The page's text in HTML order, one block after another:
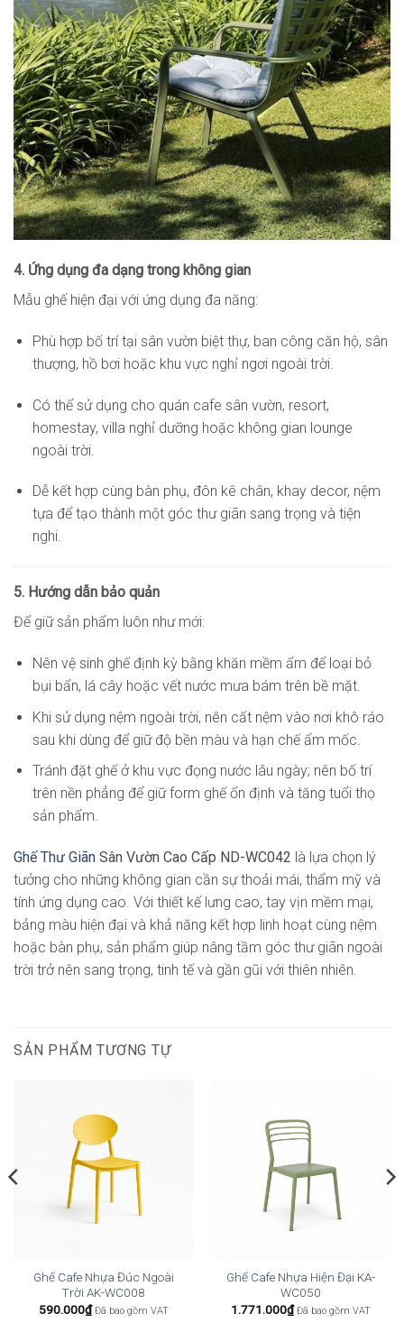
4. Ứng dụng đa dạng trong không gian
Mẫu ghế hiện đại với ứng dụng đa năng:
Phù hợp bố trí tại sân vườn biệt thự, ban công căn hộ, sân
thượng, hồ bơi hoặc khu vực nghỉ ngơi ngoài trời.
Có thể sử dụng cho quán cafe sân vườn, resort,
homestay, villa nghỉ dưỡng hoặc không gian lounge
ngoài trời.
Dễ kết hợp cùng bàn phụ, đôn kê chân, khay decor, nệm
tựa để tạo thành một góc thư giãn sang trọng và tiện
nghi.
5. Hướng dẫn bảo quản
Để giữ sản phẩm luôn như mới:
Nên vệ sinh ghế định kỳ bằng khăn mềm ẩm để loại bỏ
bụi bẩn, lá cây hoặc vết nước mưa bám trên bề mặt.
Khi sử dụng nệm ngoài trời, nên cất nệm vào nơi khô ráo
sau khi dùng để giữ độ bền màu và hạn chế ẩm mốc.
Tránh đặt ghế ở khu vực đọng nước lâu ngày; nên bố trí
trên nền phẳng để giữ form ghế ổn định và tăng tuổi thọ
sản phẩm.
Ghế Thư Giãn Sân Vườn Cao Cấp ND-WC042 là lựa chọn lý
tưởng cho những không gian cần sự thoải mái, thẩm mỹ và
tính ứng dụng cao. Với thiết kế lưng cao, tay vịn mềm mại,
bảng màu hiện đại và khả năng kết hợp linh hoạt cùng nệm
hoặc bàn phụ, sản phẩm giúp nâng tầm góc thư giãn ngoài
trời trở nên sang trọng, tinh tế và gần gũi với thiên nhiên.
SẢN PHẨM TƯƠNG TỰ
Ghế Cafe Nhựa Đúc Ngoài
Trời AK-WC008
590.000₫ Đã bao gồm VAT
Ghế Cafe Nhựa Hiện Đại KA-
WC050
1.771.000₫ Đã bao gồm VAT